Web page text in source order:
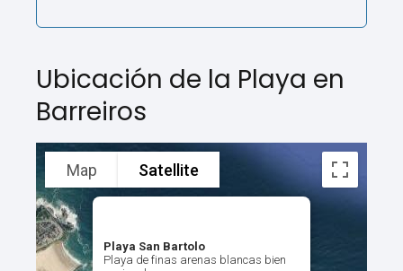
Ubicación de la Playa en
Barreiros
Playa San Bartolo
Playa de finas arenas blancas bien
Map Satellite